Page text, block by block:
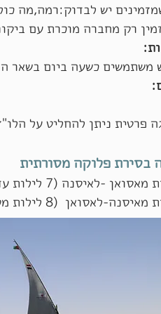
יש לבדוק:רמה,מה
רק מחברה מוכרת עם
משתמשים כשעה ביום בשאר
פרטית ניתן להחליט על
בסירת פלוקה מסורתית